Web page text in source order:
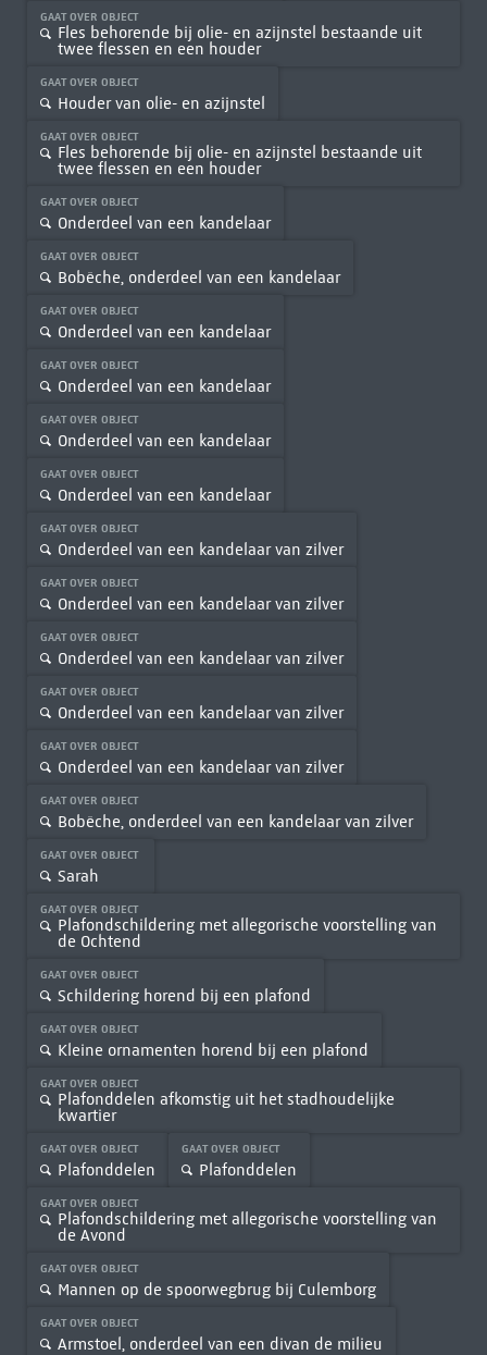
GAAT OVER OBJECT
Fles behorende bij olie- en azijnstel bestaande uit
twee flessen en een houder
GAAT OVER OBJECT
Houder van olie- en azijnstel
GAAT OVER OBJECT
Fles behorende bij olie- en azijnstel bestaande uit
twee flessen en een houder
GAAT OVER OBJECT
Onderdeel van een kandelaar
GAAT OVER OBJECT
Bobêche, onderdeel van een kandelaar
GAAT OVER OBJECT
Onderdeel van een kandelaar
GAAT OVER OBJECT
Onderdeel van een kandelaar
GAAT OVER OBJECT
Onderdeel van een kandelaar
GAAT OVER OBJECT
Onderdeel van een kandelaar
GAAT OVER OBJECT
Onderdeel van een kandelaar van zilver
GAAT OVER OBJECT
Onderdeel van een kandelaar van zilver
GAAT OVER OBJECT
Onderdeel van een kandelaar van zilver
GAAT OVER OBJECT
Onderdeel van een kandelaar van zilver
GAAT OVER OBJECT
Onderdeel van een kandelaar van zilver
GAAT OVER OBJECT
Bobêche, onderdeel van een kandelaar van zilver
GAAT OVER OBJECT
Sarah
GAAT OVER OBJECT
Plafondschildering met allegorische voorstelling van
de Ochtend
GAAT OVER OBJECT
Schildering horend bij een plafond
GAAT OVER OBJECT
Kleine ornamenten horend bij een plafond
GAAT OVER OBJECT
Plafonddelen afkomstig uit het stadhoudelijke
kwartier
GAAT OVER OBJECT
Plafonddelen
GAAT OVER OBJECT
Plafonddelen
GAAT OVER OBJECT
Plafondschildering met allegorische voorstelling van
de Avond
GAAT OVER OBJECT
Mannen op de spoorwegbrug bij Culemborg
GAAT OVER OBJECT
Armstoel, onderdeel van een divan de milieu